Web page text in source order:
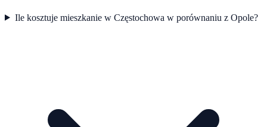
Ile kosztuje mieszkanie w Częstochowa w porównaniu z Opole?